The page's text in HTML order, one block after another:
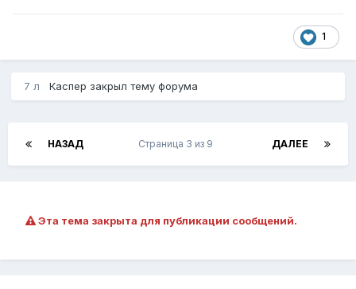
1
7 л Каспер закрыл тему форума
НАЗАД ДАЛЕЕ
Страница 3 из 9
Эта тема закрыта для публикации сообщений.